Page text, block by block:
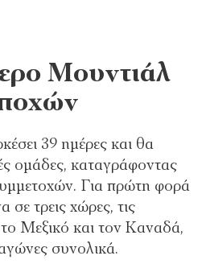
Μουντιάλ
39 ημέρες και θα
ομάδες, καταγράφοντας
Για πρώτη φορά
σε τρεις χώρες, τις
Μεξικό και τον Καναδά,
συνολικά.